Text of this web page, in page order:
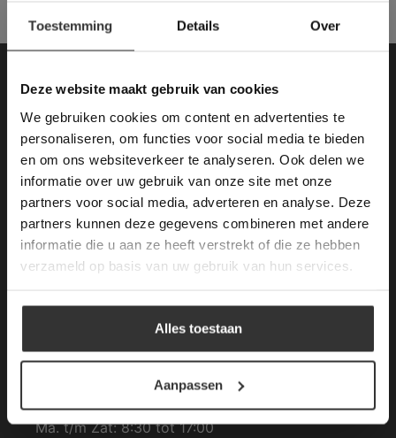
Toestemming Details Over
Deze website maakt gebruik van cookies
We gebruiken cookies om content en advertenties te
personaliseren, om functies voor social media te bieden
en om ons websiteverkeer te analyseren. Ook delen we
informatie over uw gebruik van onze site met onze
partners voor social media, adverteren en analyse. Deze
partners kunnen deze gegevens combineren met andere
informatie die u aan ze heeft verstrekt of die ze hebben
verzameld op basis van uw gebruik van hun services.
Alles toestaan
Aanpassen
Contactgegevens
Van den Heuvel & Van Duuren
Magazijn / Showroom:
Terheijdenseweg 469
(voor navigatie: Hazepad 17)
4825 BK Breda
tel: 076-3030554
E-mail: info@vdh-vd.nl
Openingstijden Breda:
Ma. t/m Zat: 8:30 tot 17:00
Deze website maakt
gebruik van cookies.
This Cookie Banner was deleted and is no
longer working. Please contact the website
administrator.
Deze website gebruikt cookies om de
gebruikerservaring te verbeteren. Door
gebruik te maken van onze website geeft u
toestemming voor alle cookies in
overeenstemming met ons cookiebeleid.Lees
verder
ALLES ACCEPTEREN
ALLES AFWIJZEN
DETAILS WEERGEVEN